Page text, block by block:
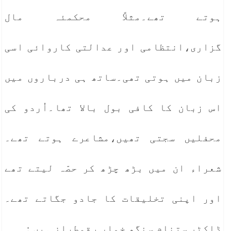
ہوتے تھے۔مثلاً محکمئہ مال
گزاری،انتظامی اور عدالتی کاروائی اسی
زبان میں ہوتی تھی۔ساتھ ہی درباروں میں
اس زبان کا کافی بول بالا تھا۔اُردو کی
محفلیں سجتی تھیں،مشاعرے ہوتے تھے۔
شعراء ان میں بڑھ چڑھ کر حصّہ لیتے تھے
اور اپنی تخلیقات کا جادو جگاتے تھے۔
ڈاکٹر ستنام سِنگھ خمار رقمطراز ہیں :